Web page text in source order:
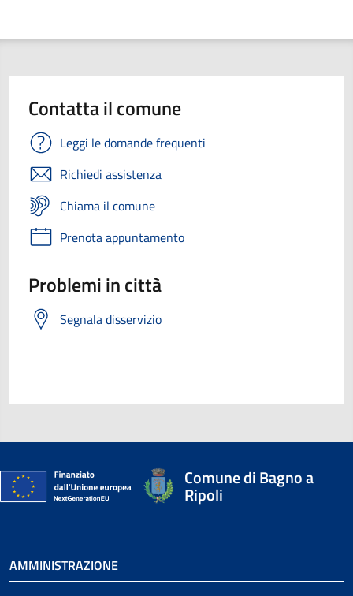
Contatta il comune
Leggi le domande frequenti
Richiedi assistenza
Chiama il comune
Prenota appuntamento
Problemi in città
Segnala disservizio
Comune di Bagno a
Ripoli
AMMINISTRAZIONE